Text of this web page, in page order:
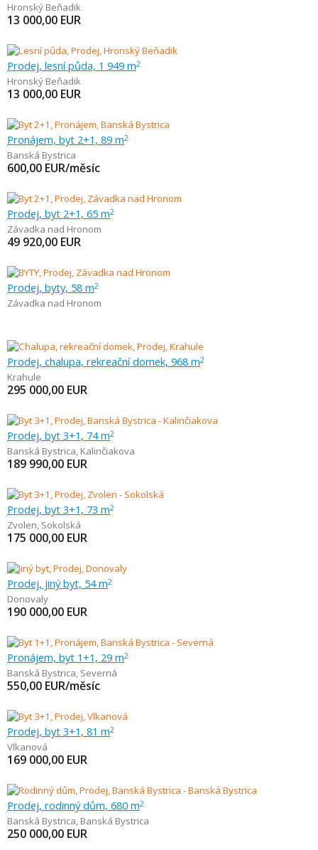
Hronský Beňadik
13 000,00 EUR
Prodej, lesní půda, 1 949 m2
Hronský Beňadik
13 000,00 EUR
Pronájem, byt 2+1, 89 m2
Banská Bystrica
600,00 EUR/měsíc
Prodej, byt 2+1, 65 m2
Závadka nad Hronom
49 920,00 EUR
Prodej, byty, 58 m2
Závadka nad Hronom
Prodej, chalupa, rekreační domek, 968 m2
Krahule
295 000,00 EUR
Prodej, byt 3+1, 74 m2
Banská Bystrica, Kalinčiakova
189 990,00 EUR
Prodej, byt 3+1, 73 m2
Zvolen, Sokolská
175 000,00 EUR
Prodej, jiný byt, 54 m2
Donovaly
190 000,00 EUR
Pronájem, byt 1+1, 29 m2
Banská Bystrica, Severná
550,00 EUR/měsíc
Prodej, byt 3+1, 81 m2
Vlkanová
169 000,00 EUR
Prodej, rodinný dům, 680 m2
Banská Bystrica, Banská Bystrica
250 000,00 EUR